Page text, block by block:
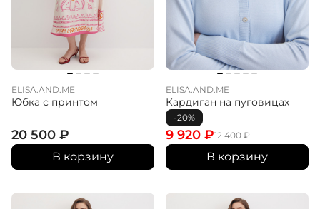
ELISA.AND.ME
Юбка с принтом
20 500 ₽
В корзину
ELISA.AND.ME
Кардиган на пуговицах
-20%
12 400₽
9 920 ₽
В корзину